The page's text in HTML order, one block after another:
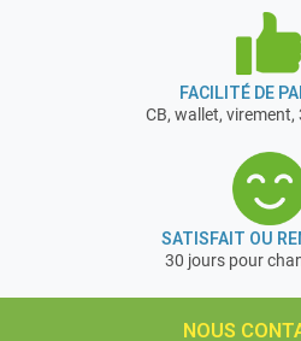
FACILITÉ DE
CB, wallet,
SATISFAIT OU
30 jours pour
NOUS